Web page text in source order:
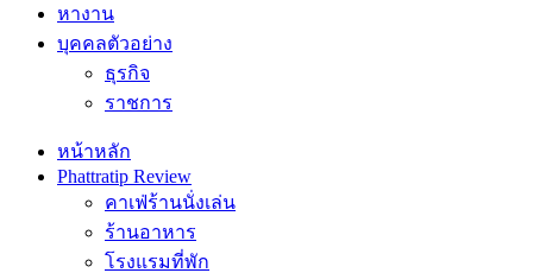
หางาน
บุคคลตัวอย่าง
ธุรกิจ
ราชการ
หน้าหลัก
Phattratip Review
คาเฟ่ร้านนั่งเล่น
ร้านอาหาร
โรงแรมที่พัก